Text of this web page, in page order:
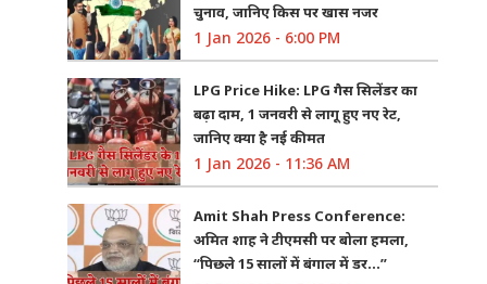
चुनाव, जानिए किस पर खास नजर
1 Jan 2026 - 6:00 PM
LPG Price Hike: LPG गैस सिलेंडर का
बढ़ा दाम, 1 जनवरी से लागू हुए नए रेट,
जानिए क्या है नई कीमत
1 Jan 2026 - 11:36 AM
Amit Shah Press Conference:
अमित शाह ने टीएमसी पर बोला हमला,
“पिछले 15 सालों में बंगाल में डर…”